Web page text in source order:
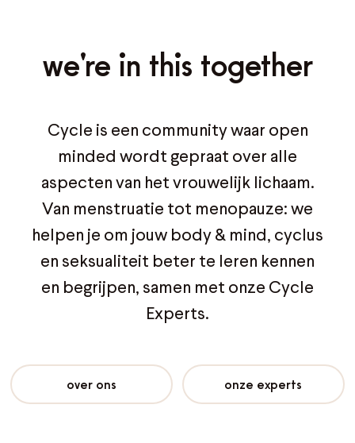
we're in this together
Cycle is een community waar open
minded wordt gepraat over alle
aspecten van het vrouwelijk lichaam.
Van menstruatie tot menopauze: we
helpen je om jouw body & mind, cyclus
en seksualiteit beter te leren kennen
en begrijpen, samen met onze Cycle
Experts.
over ons onze experts